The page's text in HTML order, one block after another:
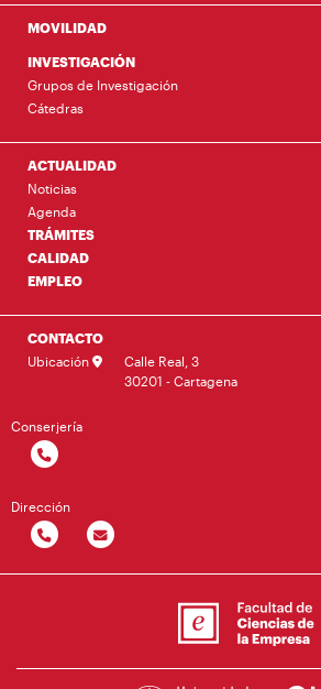
MOVILIDAD
INVESTIGACIÓN
Grupos de Investigación
Cátedras
ACTUALIDAD
Noticias
Agenda
TRÁMITES
CALIDAD
EMPLEO
CONTACTO
Ubicación
Calle Real, 3
30201 - Cartagena
Conserjería
Dirección